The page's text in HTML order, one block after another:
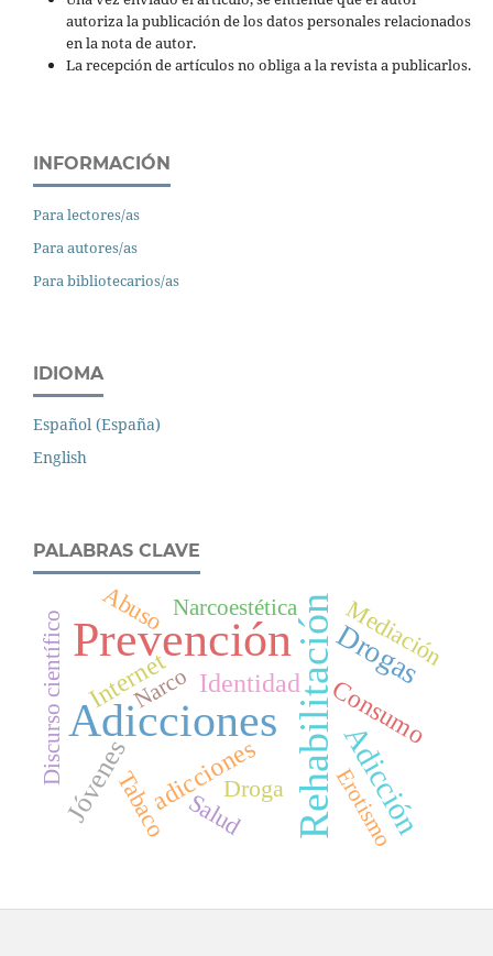
autoriza la publicación de los datos personales relacionados
en la nota de autor.
La recepción de artículos no obliga a la revista a publicarlos.
INFORMACIÓN
Para lectores/as
Para autores/as
Para bibliotecarios/as
IDIOMA
Español (España)
English
PALABRAS CLAVE
Prevención
Adicciones RehabilitaciónAdicción
Drogas
Jóvenes adicciones
Internet Identidad Consumo
Droga
Salud
Tabaco
Abuso Mediación
Erotismo
Discurso científico Narco
Narcoestética